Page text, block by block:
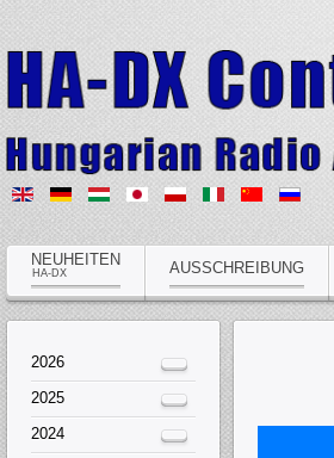
NEUHEITEN
HA-DX AUSSCHREIBUNG
2026
2025
2024